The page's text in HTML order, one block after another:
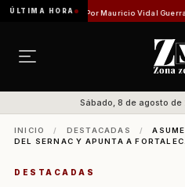
ÚLTIMA HORA
histórica [Por Mauricio Vidal Guerra]
Sábado, 8 de agosto de
INICIO / DESTACADAS /
DEL SERNAC Y APUNTA A
DESTACADAS